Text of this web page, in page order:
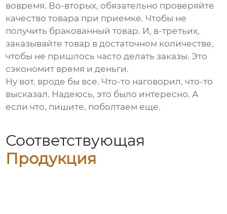
вовремя. Во-вторых, обязательно проверяйте
качество товара при приемке. Чтобы не
получить бракованный товар. И, в-третьих,
заказывайте товар в достаточном количестве,
чтобы не пришлось часто делать заказы. Это
сэкономит время и деньги.
Ну вот, вроде бы все. Что-то наговорил, что-то
высказал. Надеюсь, это было интересно. А
если что, пишите, поболтаем еще.
Соответствующая
Продукция